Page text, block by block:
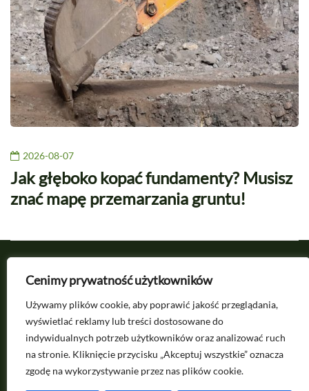
Cenimy prywatność użytkowników
Używamy plików cookie, aby poprawić jakość przeglądania,
wyświetlać reklamy lub treści dostosowane do
indywidualnych potrzeb użytkowników oraz analizować ruch
na stronie. Kliknięcie przycisku „Akceptuj wszystkie” oznacza
zgodę na wykorzystywanie przez nas plików cookie.
2026-08-07
Jak głęboko kopać fundamenty? Musisz
znać mapę przemarzania gruntu!